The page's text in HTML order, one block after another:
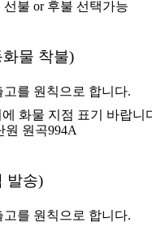
불 or 후불 선택가능
물 착불)
를 원칙으로 합니다.
화물 지점 표기 바랍니
원 원곡994A
발송)
를 원칙으로 합니다.